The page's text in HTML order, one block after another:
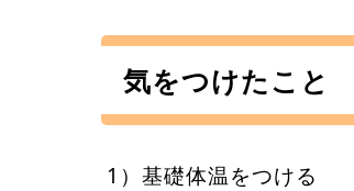
気をつけたこと
1）基礎体温をつける